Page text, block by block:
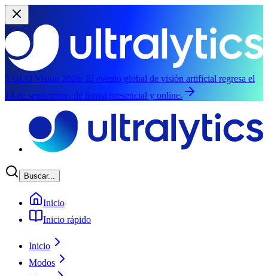
YOLO Vision 2026: El evento global de visión artificial regresa el
13 de septiembre, de forma presencial y online.
Buscar...
Inicio
Inicio rápido
Inicio
Modos